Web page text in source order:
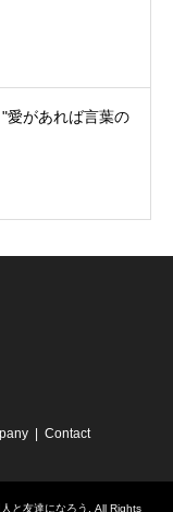
があれば言葉の
Contact
と友達になろう. All Rights